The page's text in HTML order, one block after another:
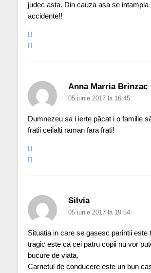
judec asta. Din cauza asa se intampla
accidente!!
Anna Marria Brinzac
05 iunie 2017 la 16:45
Dumnezeu sa i ierte păcat i o familie
fratii ceilalti raman fara frati!
Silvia
05 iunie 2017 la 19:54
Situatia in care se gasesc parintii este
tragic este ca cei patru copii nu vor
bucure de viata.
Carnetul de conducere este un bun